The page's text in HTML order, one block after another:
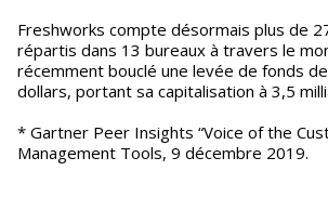
Freshworks compte désormais plus de
répartis dans 13 bureaux à travers le
récemment bouclé une levée de fonds
dollars, portant sa capitalisation à 3,5
* Gartner Peer Insights “Voice of the
Management Tools, 9 décembre 2019.